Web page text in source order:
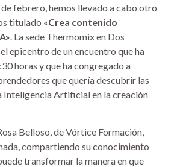
febrero, hemos llevado a cabo otro
titulado «Crea contenido
. La sede Thermomix en Dos
epicentro de un encuentro que ha
horas y que ha congregado a
que quería descubrir las
Inteligencia Artificial en la creación
Belloso, de Vórtice Formación,
compartiendo su conocimiento
transformar la manera en que